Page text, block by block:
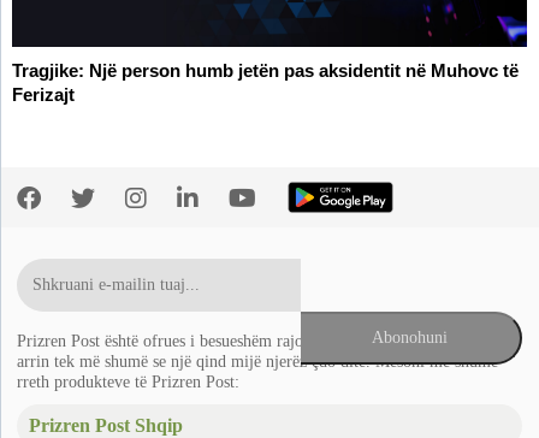
Tragjike: Një person humb jetën pas aksidentit në Muhovc të
Ferizajt
Prizren Post është ofrues i besueshëm rajonal i lajmeve në Ballkan që
arrin tek më shumë se një qind mijë njerëz çdo ditë. Mësoni më shumë
rreth produkteve të Prizren Post:
Prizren Post Shqip